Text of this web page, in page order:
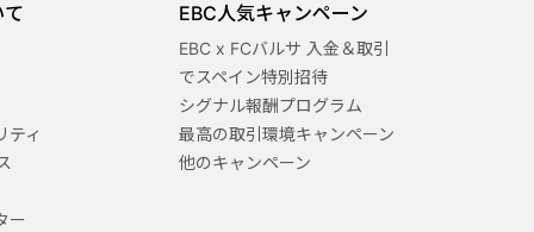
ティ
ー
EBC人気キャンペーン
EBC x FCバルサ 入金＆取引
でスペイン特別招待
シグナル報酬プログラム
最高の取引環境キャンペーン
他のキャンペーン